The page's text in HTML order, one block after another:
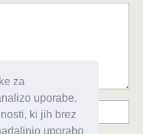
za
uporabe,
ki jih brez
uporabo